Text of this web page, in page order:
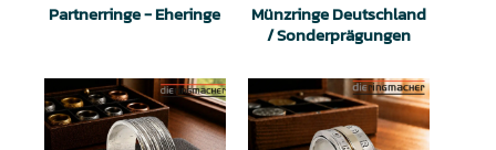
Partnerringe - Eheringe
Münzringe Deutschland
/ Sonderprägungen